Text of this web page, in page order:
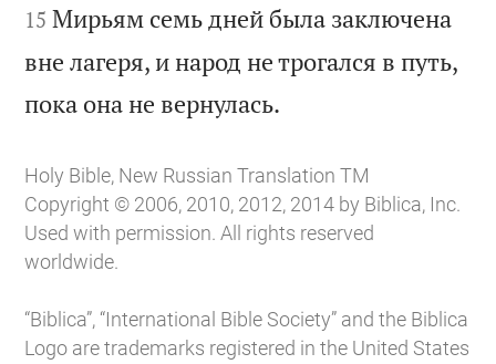
15 Мирьям семь дней была заключена
вне лагеря, и народ не трогался в путь,
пока она не вернулась.
Holy Bible, New Russian Translation TM
Copyright © 2006, 2010, 2012, 2014 by Biblica, Inc.
Used with permission. All rights reserved
worldwide.
“Biblica”, “International Bible Society” and the Biblica
Logo are trademarks registered in the United States